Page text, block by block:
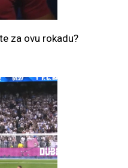
za ovu rokadu?